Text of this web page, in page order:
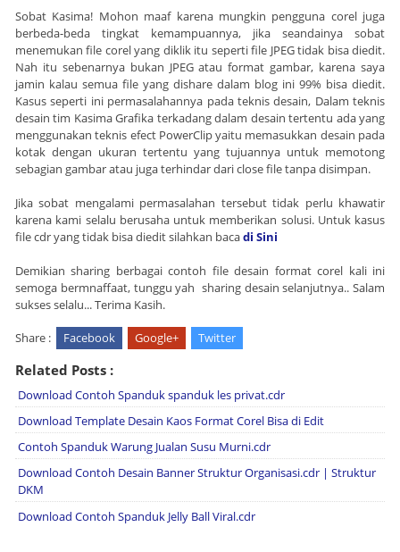
Sobat Kasima! Mohon maaf karena mungkin pengguna corel juga
berbeda-beda tingkat kemampuannya, jika seandainya sobat
menemukan file corel yang diklik itu seperti file JPEG tidak bisa diedit.
Nah itu sebenarnya bukan JPEG atau format gambar, karena saya
jamin kalau semua file yang dishare dalam blog ini 99% bisa diedit.
Kasus seperti ini permasalahannya pada teknis desain, Dalam teknis
desain tim Kasima Grafika terkadang dalam desain tertentu ada yang
menggunakan teknis efect PowerClip yaitu memasukkan desain pada
kotak dengan ukuran tertentu yang tujuannya untuk memotong
sebagian gambar atau juga terhindar dari close file tanpa disimpan.
Jika sobat mengalami permasalahan tersebut tidak perlu khawatir
karena kami selalu berusaha untuk memberikan solusi. Untuk kasus
file cdr yang tidak bisa diedit silahkan bacadi Sini
Demikian sharing berbagai contoh file desain format corel kali ini
semoga bermnaffaat, tunggu yah sharing desain selanjutnya.. Salam
sukses selalu... Terima Kasih.
Share : Facebook Google+ Twitter
Related Posts :
Download Contoh Spanduk spanduk les privat.cdr
Download Template Desain Kaos Format Corel Bisa di Edit
Contoh Spanduk Warung Jualan Susu Murni.cdr
Download Contoh Desain Banner Struktur Organisasi.cdr | Struktur
DKM
Download Contoh Spanduk Jelly Ball Viral.cdr